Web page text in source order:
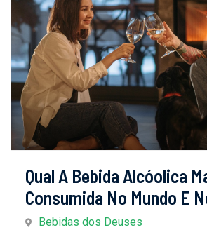
Qual A Bebida Alcóolica
Consumida No Mundo E
Bebidas dos Deuses